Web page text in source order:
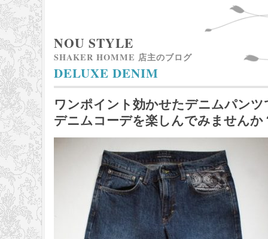
NOU STYLE
SHAKER HOMME 店主のブログ
DELUXE DENIM
ワンポイント効かせたデニムパンツ
デニムコーデを楽しんでみませんか